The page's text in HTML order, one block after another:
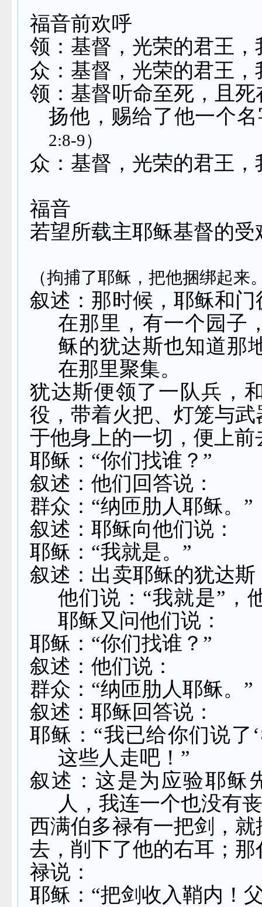
福音前欢呼
领：基督，光荣的君王
众：基督，光荣的君王
领：基督听命至死，且
扬他，赐给了他一个
2:8-9）
众：基督，光荣的君王
福音
若望所载主耶稣基督的
（拘捕了耶稣，把他捆绑起来
叙述：那时候，耶稣和
在那里，有一个园子
稣的犹达斯也知道那
在那里聚集。
犹达斯便领了一队兵，
役，带着火把、灯笼与
于他身上的一切，便上
耶稣：“你们找谁？”
叙述：他们回答说：
群众：“纳匝肋人耶稣。”
叙述：耶稣向他们说：
耶稣：“我就是。”
叙述：出卖耶稣的犹达
他们说：“我就是”，
耶稣又问他们说：
耶稣：“你们找谁？”
叙述：他们说：
群众：“纳匝肋人耶稣。”
叙述：耶稣回答说：
耶稣：“我已给你们说了
这些人走吧！”
叙述：这是为应验耶稣
人，我连一个也没有
西满伯多禄有一把剑，
去，削下了他的右耳；
禄说：
耶稣：“把剑收入鞘内！